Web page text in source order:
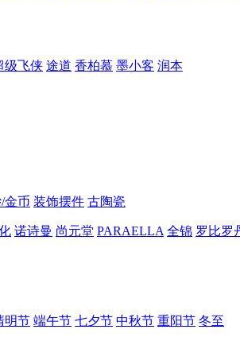
级飞侠 途道 香柏慕 墨小客 润本
金币 装饰摆件 古陶瓷
诺诗曼 尚元堂 PARAELLA 全锦 罗比罗
明节 端午节 七夕节 中秋节 重阳节 冬至